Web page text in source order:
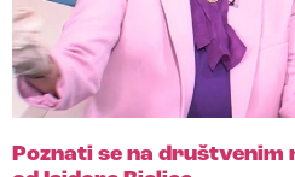
Poznati se na